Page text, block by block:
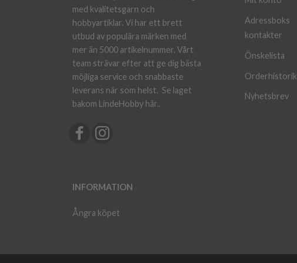
med kvalitetsgarn och
hobbyartiklar. Vi har ett brett
utbud av populära märken med
mer än 5000 artikelnummer. Vårt
team strävar efter att ge dig bästa
möjliga service och snabbaste
leverans när som helst. Se laget
bakom LindeHobby här..
INFORMATION
Ångra köpet
Adressboks
kontakter
Önskelista
Orderhistorik
Nyhetsbrev